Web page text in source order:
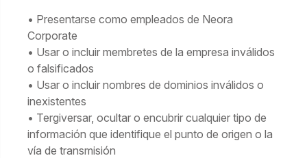
• Presentarse como empleados de Neora
Corporate
• Usar o incluir membretes de la empresa inválidos
o falsificados
• Usar o incluir nombres de dominios inválidos o
inexistentes
• Tergiversar, ocultar o encubrir cualquier tipo de
información que identifique el punto de origen o la
vía de transmisión